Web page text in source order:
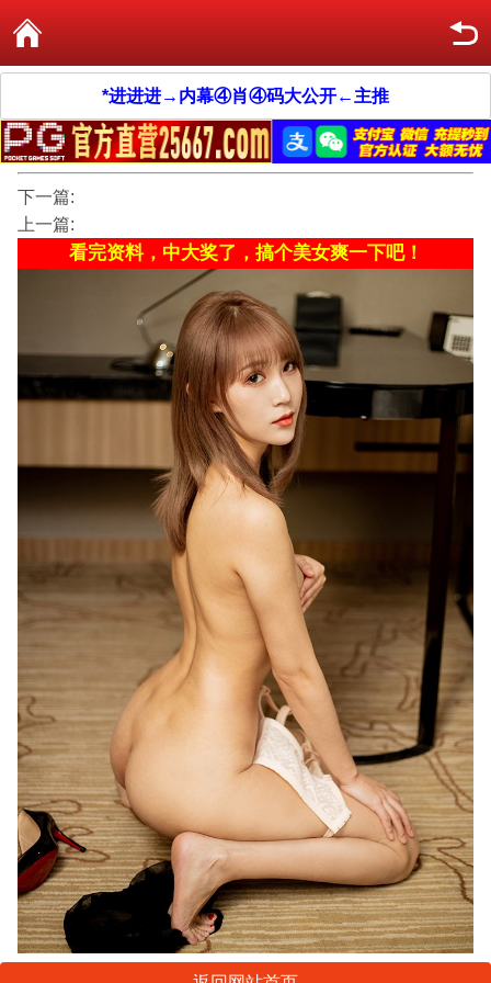
*进进进→内幕④肖④码大公开←主推
下一篇:
上一篇:
看完资料，中大奖了，搞个美女爽一下吧！